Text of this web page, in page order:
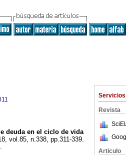
Revista
Articulo
deuda en el ciclo de vida
vol.85, n.338, pp.311-339.
.